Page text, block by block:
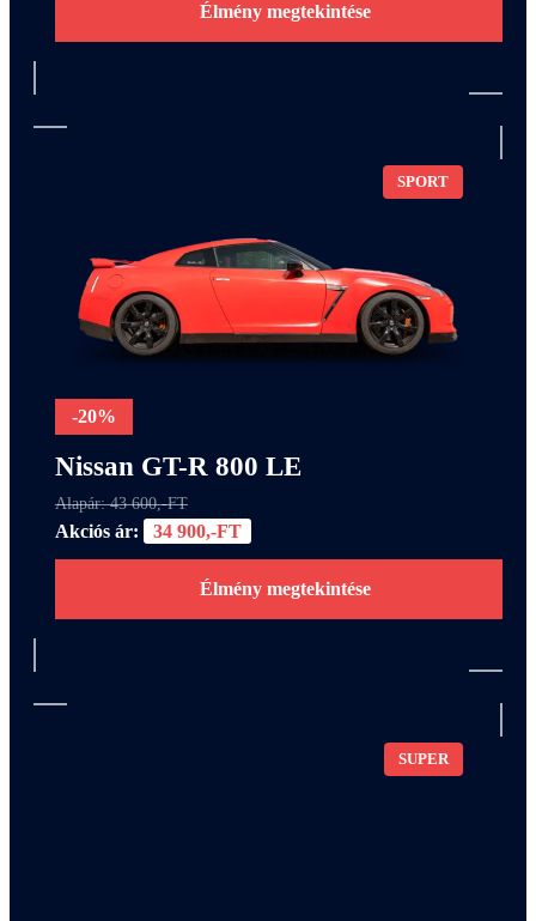
Élmény megtekintése
SPORT
-20%
Nissan GT-R 800 LE
Alapár: 43 600,-FT
Akciós ár: 34 900,-FT
Élmény megtekintése
SUPER